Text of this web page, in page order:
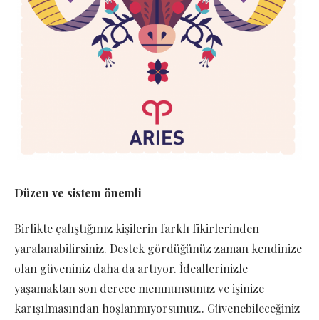
Düzen ve sistem önemli
Birlikte çalıştığınız kişilerin farklı fikirlerinden
yaralanabilirsiniz. Destek gördüğünüz zaman kendinize
olan güveniniz daha da artıyor. İdeallerinizle
yaşamaktan son derece memnunsunuz ve işinize
karışılmasından hoşlanmıyorsunuz.. Güvenebileceğiniz